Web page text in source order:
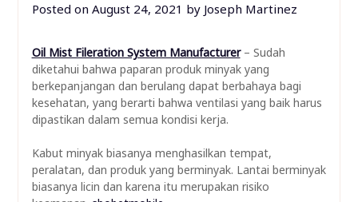
Posted on August 24, 2021 by Joseph Martinez
Oil Mist Fileration System Manufacturer– Sudah
diketahui bahwa paparan produk minyak yang
berkepanjangan dan berulang dapat berbahaya bagi
kesehatan, yang berarti bahwa ventilasi yang baik harus
dipastikan dalam semua kondisi kerja.
Kabut minyak biasanya menghasilkan tempat,
peralatan, dan produk yang berminyak. Lantai berminyak
biasanya licin dan karena itu merupakan risiko